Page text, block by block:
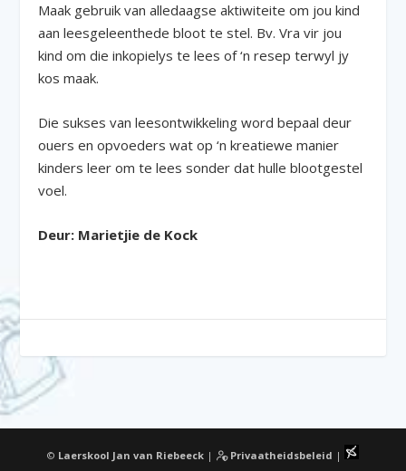
Maak gebruik van alledaagse aktiwiteite om jou kind
aan leesgeleenthede bloot te stel. Bv. Vra vir jou
kind om die inkopielys te lees of ‘n resep terwyl jy
kos maak.
Die sukses van leesontwikkeling word bepaal deur
ouers en opvoeders wat op ‘n kreatiewe manier
kinders leer om te lees sonder dat hulle blootgestel
voel.
Deur: Marietjie de Kock
© Laerskool Jan van Riebeeck| Privaatheidsbeleid |